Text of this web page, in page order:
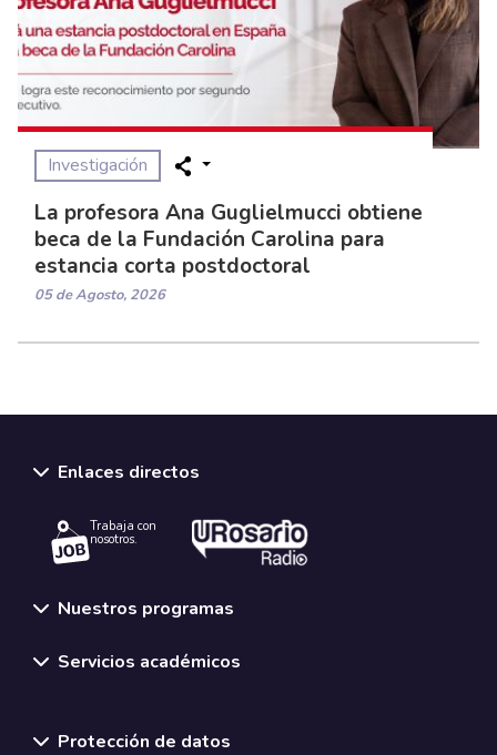
Investigación
La profesora Ana Guglielmucci obtiene
beca de la Fundación Carolina para
estancia corta postdoctoral
05 de Agosto, 2026
Enlaces directos
Trabaja con
nosotros.
Nuestros programas
Servicios académicos
Protección de datos